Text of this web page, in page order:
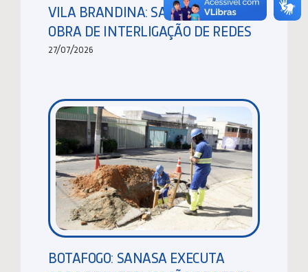
VILA BRANDINA: SANASA EXECUTA
OBRA DE INTERLIGAÇÃO DE REDES
27/07/2026
BOTAFOGO: SANASA EXECUTA